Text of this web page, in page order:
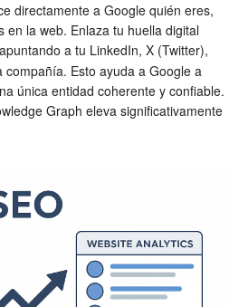
directamente a Google quién eres,
en la web. Enlaza tu huella digital
apuntando a tu LinkedIn, X (Twitter),
Esto ayuda a Google a
única entidad coherente y confiable.
Graph eleva significativamente